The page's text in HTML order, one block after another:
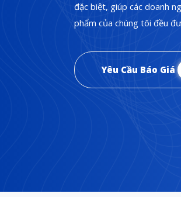
đặc biệt, giúp các doanh
phẩm của chúng tôi đều
Yêu Cầu Báo Giá